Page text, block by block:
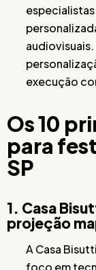
execução
Os 10
para
SP
1. Casa
projeção
A Casa
foco em